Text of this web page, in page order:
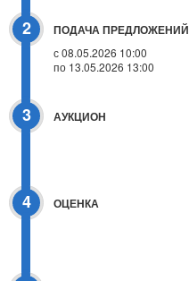
2 ПОДАЧА ПРЕДЛОЖЕНИЙ
с 08.05.2026 10:00
по 13.05.2026 13:00
3 АУКЦИОН
4 ОЦЕНКА